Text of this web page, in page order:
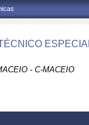
- C-MACEIO